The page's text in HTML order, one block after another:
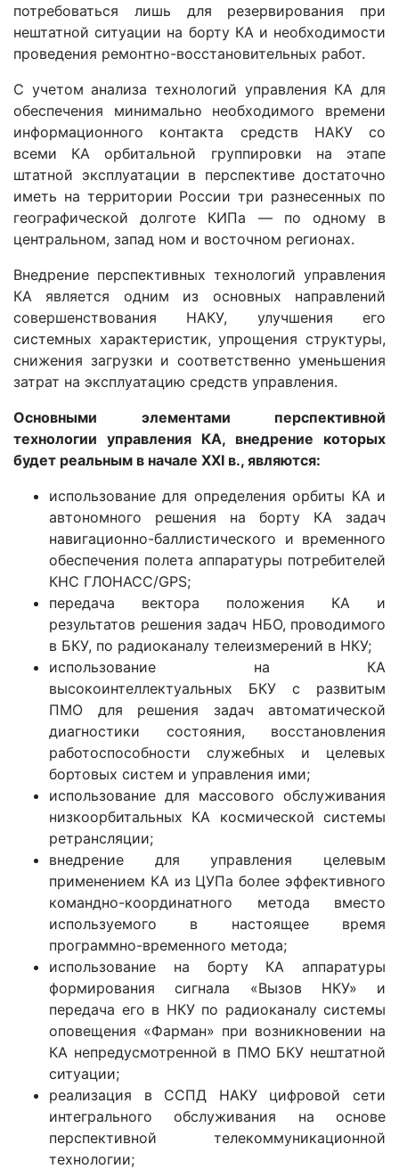
потребоваться лишь для резервирования при
нештатной ситуации на борту КА и необходимости
проведения ремонтно-восстановительных работ.
С учетом анализа технологий управления КА для
обеспечения минимально необходимого времени
информационного контакта средств НАКУ со
всеми КА орбитальной группировки на этапе
штатной эксплуатации в перспективе достаточно
иметь на территории России три разнесенных по
географической долготе КИПа — по одному в
центральном, запад ном и восточном регионах.
Внедрение перспективных технологий управления
КА является одним из основных направлений
совершенствования НАКУ, улучшения его
системных характеристик, упрощения структуры,
снижения загрузки и соответственно уменьшения
затрат на эксплуатацию средств управления.
Основными элементами перспективной
технологии управления КА, внедрение которых
будет реальным в начале XXI в., являются:
использование для определения орбиты КА и
автономного решения на борту КА задач
навигационно-баллистического и временного
обеспечения полета аппаратуры потребителей
КНС ГЛОНАСС/GPS;
передача вектора положения КА и
результатов решения задач НБО, проводимого
в БКУ, по радиоканалу телеизмерений в НКУ;
использование на КА
высокоинтеллектуальных БКУ с развитым
ПМО для решения задач автоматической
диагностики состояния, восстановления
работоспособности служебных и целевых
бортовых систем и управления ими;
использование для массового обслуживания
низкоорбитальных КА космической системы
ретрансляции;
внедрение для управления целевым
применением КА из ЦУПа более эффективного
командно-координатного метода вместо
используемого в настоящее время
программно-временного метода;
использование на борту КА аппаратуры
формирования сигнала «Вызов НКУ» и
передача его в НКУ по радиоканалу системы
оповещения «Фарман» при возникновении на
КА непредусмотренной в ПМО БКУ нештатной
ситуации;
реализация в ССПД НАКУ цифровой сети
интегрального обслуживания на основе
перспективной телекоммуникационной
технологии;